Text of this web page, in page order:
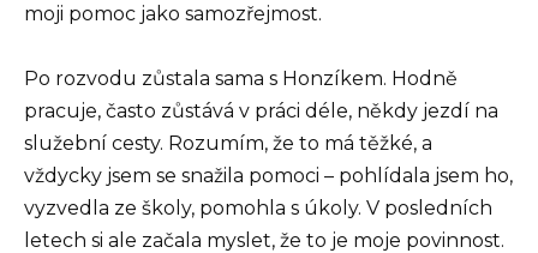
moji pomoc jako samozřejmost.
Po rozvodu zůstala sama s Honzíkem. Hodně
pracuje, často zůstává v práci déle, někdy jezdí na
služební cesty. Rozumím, že to má těžké, a
vždycky jsem se snažila pomoci – pohlídala jsem ho,
vyzvedla ze školy, pomohla s úkoly. V posledních
letech si ale začala myslet, že to je moje povinnost.